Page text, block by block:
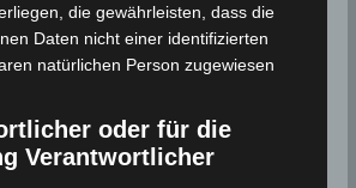
die gewährleisten, dass die
Daten nicht einer identifizierten
natürlichen Person zugewiesen
oder für die
Verantwortlicher